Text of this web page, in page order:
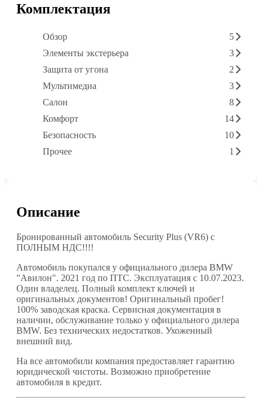
Комплектация
Обзор
5
Элементы экстерьера
3
Защита от угона
2
Мультимедиа
3
Салон
8
Комфорт
14
Безопасность
10
Прочее
1
Описание
Бронированный автомобиль Security Plus (VR6) с
ПОЛНЫМ НДС!!!!
Автомобиль покупался у официального дилера BMW
"Авилон". 2021 год по ПТС. Эксплуатация с 10.07.2023.
Один владелец. Полный комплект ключей и
оригинальных документов! Оригинальный пробег!
100% заводская краска. Сервисная документация в
наличии, обслуживание только у официального дилера
BMW. Без технических недостатков. Ухоженный
внешний вид.
На все автомобили компания предоставляет гарантию
юридической чистоты. Возможно приобретение
автомобиля в кредит.